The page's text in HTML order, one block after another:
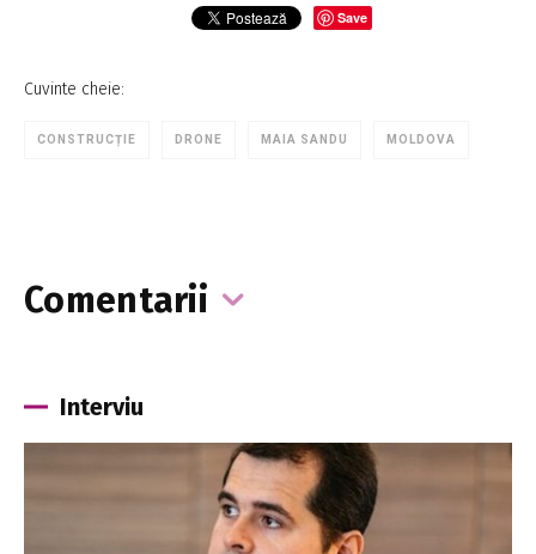
Save
Cuvinte cheie:
CONSTRUCȚIE DRONE MAIA SANDU MOLDOVA
Comentarii
Interviu